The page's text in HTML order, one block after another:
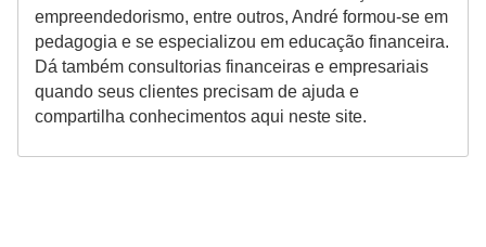
empreendedorismo, entre outros, André formou-se em
pedagogia e se especializou em educação financeira.
Dá também consultorias financeiras e empresariais
quando seus clientes precisam de ajuda e
compartilha conhecimentos aqui neste site.
r
e
c
o